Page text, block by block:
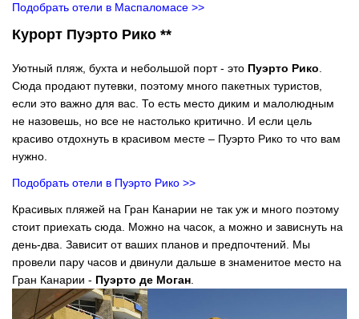
Подобрать отели в Маспаломасе >>
Курорт Пуэрто Рико **
Уютный пляж, бухта и небольшой порт - это Пуэрто Рико.
Сюда продают путевки, поэтому много пакетных туристов,
если это важно для вас. То есть место диким и малолюдным
не назовешь, но все не настолько критично. И если цель
красиво отдохнуть в красивом месте – Пуэрто Рико то что вам
нужно.
Подобрать отели в Пуэрто Рико >>
Красивых пляжей на Гран Канарии не так уж и много поэтому
стоит приехать сюда. Можно на часок, а можно и зависнуть на
день-два. Зависит от ваших планов и предпочтений. Мы
провели пару часов и двинули дальше в знаменитое место на
Гран Канарии - Пуэрто де Моган.